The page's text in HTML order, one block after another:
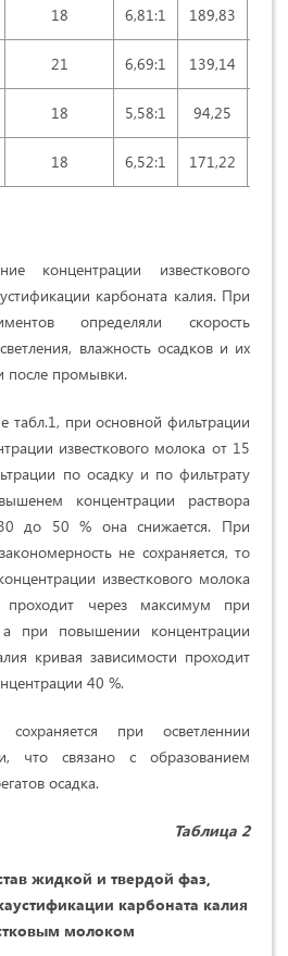
18 6,81:1 189,83
21 6,69:1 139,14
18 5,58:1 94,25
18 6,52:1 171,22
концентрации известкового
карбоната калия. При
определяли скорость
влажность осадков и их
после промывки.
табл.1, при основной фильтрации
известкового молока от 15
по осадку и по фильтрату
концентрации раствора
до 50 % она снижается. При
не сохраняется, то
известкового молока
проходит через максимум при
при повышении концентрации
кривая зависимости проходит
40 %.
при осветленнии
что связано с образованием
осадка.
Таблица 2
жидкой и твердой фаз,
карбоната калия
молоком